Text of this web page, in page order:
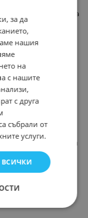
под формата
всяка позиция и
е по-
оловно-
с гел са по-
в
необходимост от
широко
за голф и
фотоволтаични
технология.
за да
нашия
на
с нашите
с друга
събрали от
услуги.
ВСИЧКИ